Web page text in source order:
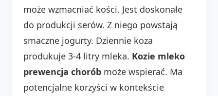
może wzmacniać kości. Jest doskonałe
do produkcji serów. Z niego powstają
smaczne jogurty. Dziennie koza
produkuje 3-4 litry mleka. Kozie mleko
prewencja chorób może wspierać. Ma
potencjalne korzyści w kontekście